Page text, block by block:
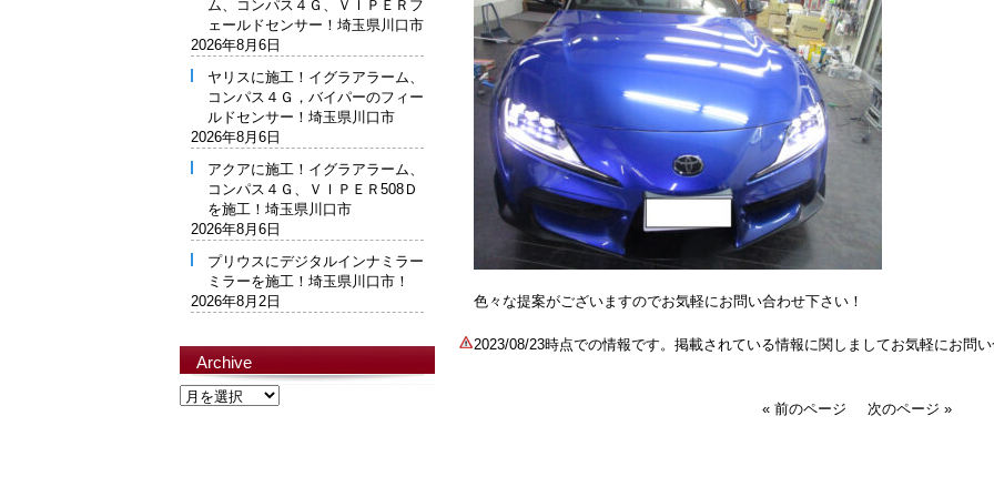
色々な提案がございますのでお気軽にお問い合わせ下さい！
2023/08/23時点での情報です。掲載されている情報に関しましてお気軽にお問い
« 前のページ 次のページ »
ム、コンパス４Ｇ、ＶＩＰＥＲフ
ェールドセンサー！埼玉県川口市
2026年8月6日
ヤリスに施工！イグラアラーム、
コンパス４Ｇ，バイパーのフィー
ルドセンサー！埼玉県川口市
2026年8月6日
アクアに施工！イグラアラーム、
コンパス４Ｇ、ＶＩＰＥＲ508Ｄ
を施工！埼玉県川口市
2026年8月6日
プリウスにデジタルインナミラー
ミラーを施工！埼玉県川口市！
2026年8月2日
Archive
Archive